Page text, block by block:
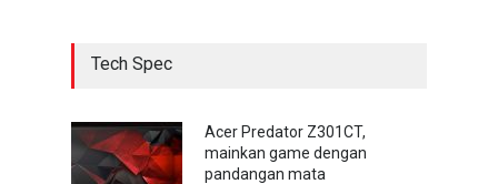
pandangan mata
TECH SPEC 8 Januari 2017
Tech Spec
Acer Predator Z301CT,
mainkan game dengan
pandangan mata